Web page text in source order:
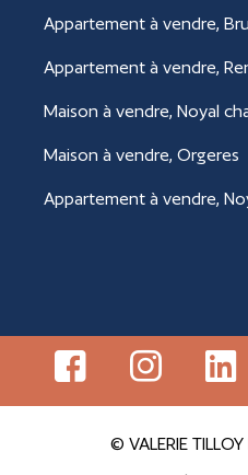
Appartement à vendre,
Appartement à vendre,
Maison à vendre, Noyal
Maison à vendre, Orgeres
Appartement à vendre,
© VALERIE